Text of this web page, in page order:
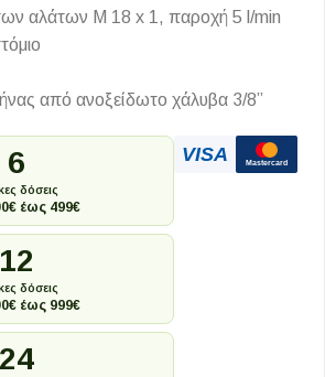
αλάτων M 18 x 1, παροχή 5 l/min
από ανοξείδωτο χάλυβα 3/8”
6
δόσεις
έως 499€
12
δόσεις
έως 999€
24
VISA Mastercard